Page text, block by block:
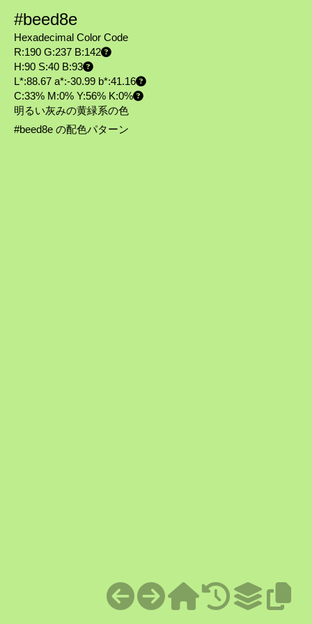
#beed8e
Hexadecimal Color Code
R:190 G:237 B:142
H:90 S:40 B:93
L*:88.67 a*:-30.99 b*:41.16
C:33% M:0% Y:56% K:0%
明るい灰みの黄緑系の色
#beed8e の配色パターン